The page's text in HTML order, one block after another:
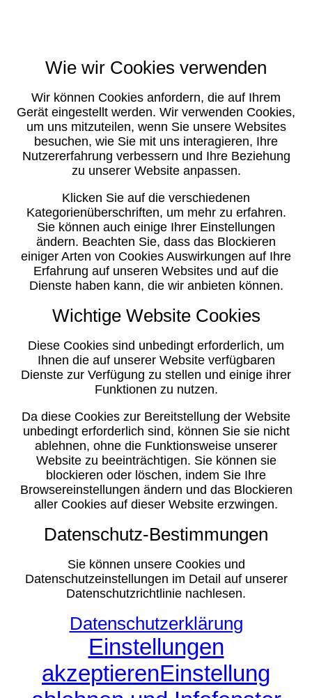
Wie wir Cookies verwenden
Wir können Cookies anfordern, die auf Ihrem
Gerät eingestellt werden. Wir verwenden Cookies,
um uns mitzuteilen, wenn Sie unsere Websites
besuchen, wie Sie mit uns interagieren, Ihre
Nutzererfahrung verbessern und Ihre Beziehung
zu unserer Website anpassen.
Klicken Sie auf die verschiedenen
Kategorienüberschriften, um mehr zu erfahren.
Sie können auch einige Ihrer Einstellungen
ändern. Beachten Sie, dass das Blockieren
einiger Arten von Cookies Auswirkungen auf Ihre
Erfahrung auf unseren Websites und auf die
Dienste haben kann, die wir anbieten können.
Wichtige Website Cookies
Diese Cookies sind unbedingt erforderlich, um
Ihnen die auf unserer Website verfügbaren
Dienste zur Verfügung zu stellen und einige ihrer
Funktionen zu nutzen.
Da diese Cookies zur Bereitstellung der Website
unbedingt erforderlich sind, können Sie sie nicht
ablehnen, ohne die Funktionsweise unserer
Website zu beeinträchtigen. Sie können sie
blockieren oder löschen, indem Sie Ihre
Browsereinstellungen ändern und das Blockieren
aller Cookies auf dieser Website erzwingen.
Datenschutz-Bestimmungen
Sie können unsere Cookies und
Datenschutzeinstellungen im Detail auf unserer
Datenschutzrichtlinie nachlesen.
Datenschutzerklärung
Einstellungen
akzeptierenEinstellung